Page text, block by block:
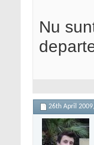
Nu
26th April 2009,